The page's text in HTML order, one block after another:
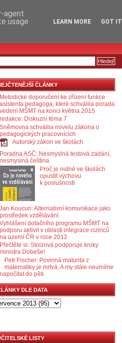
ČLÁNKY
Metodické doporučení ke zřízení funkce
asistenta pedagoga, které schválila porada
vedení MŠMT na konci května 2015
redakce: Diskuzní téma 7
Sněmovna schválila novelu zákona o
pedagogických pracovnících
Autorský zákon ve školách
Poradna ASČ: Nesmyslná testová zadání,
nesmyslná čeština
Proč je nutné ve školách
opustit výchovu
k poslušnosti
Jan Koucun: Alternativní komunikace jako
prostředek vzdělávání
Vyhlášení dotačního programu MŠMT na
podporu aktivit v oblasti integrace cizinců
na území ČR v roce 2012
Přečtěte si: Stolzová podporuje kroky
ministra Dobeše!
Petr Fischer: Povinná maturita z
matematiky je mrtvá. A my stále neumíme
napočítat do pěti
DLE DATA
LISTY
agent
usage
LEARN MORE GOT IT